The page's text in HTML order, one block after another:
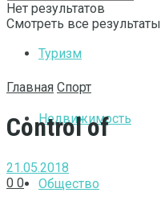
Туризм
Недвижимость
Общество
Нет результатов
Смотреть все результаты
Главная Спорт
Control of
21.05.2018
0 0